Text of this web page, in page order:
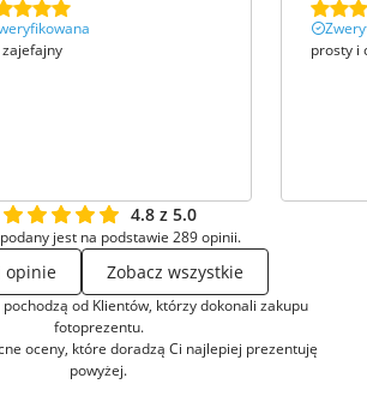
prosty i
4.8 z 5.0
jest na podstawie 289 opinii.
opinie Zobacz wszystkie
od Klientów, którzy dokonali zakupu
fotoprezentu.
oceny, które doradzą Ci najlepiej prezentuję
powyżej.